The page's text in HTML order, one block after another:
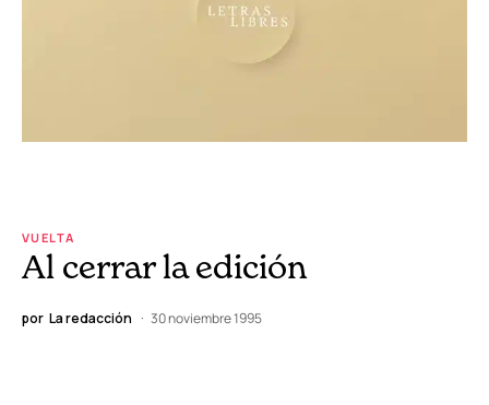
VUELTA
Al cerrar la edición
por La redacción 30 noviembre 1995